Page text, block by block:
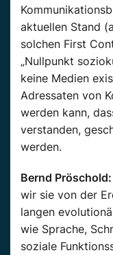
aktuellen Stand
solchen First
„Nullpunkt
keine Medien
Adressaten von
werden kann,
verstanden,
werden.
Bernd Pröschold:
wir sie von der
langen
wie Sprache,
soziale